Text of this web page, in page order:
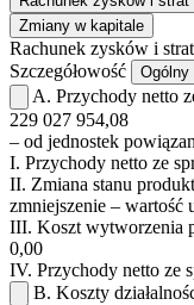
Zmiany w kapitale
Rachunek zysków i strat
Szczegółowość
Ogólny
A. Przychody netto
229 027 954,08
– od jednostek
I. Przychody netto ze
II. Zmiana stanu
zmniejszenie – wartość
III. Koszt wytworzenia
0,00
IV. Przychody netto ze
B. Koszty